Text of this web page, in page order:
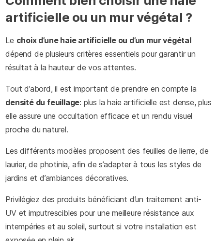
artificielle ou un mur végétal ?
Le choix d’une haie artificielle ou d’un mur végétal
dépend de plusieurs critères essentiels pour garantir un
résultat à la hauteur de vos attentes.
Tout d’abord, il est important de prendre en compte la
densité du feuillage: plus la haie artificielle est dense, plus
elle assure une occultation efficace et un rendu visuel
proche du naturel.
Les différents modèles proposent des feuilles de lierre, de
laurier, de photinia, afin de s’adapter à tous les styles de
jardins et d’ambiances décoratives.
Privilégiez des produits bénéficiant d’un traitement anti-
UV et imputrescibles pour une meilleure résistance aux
intempéries et au soleil, surtout si votre installation est